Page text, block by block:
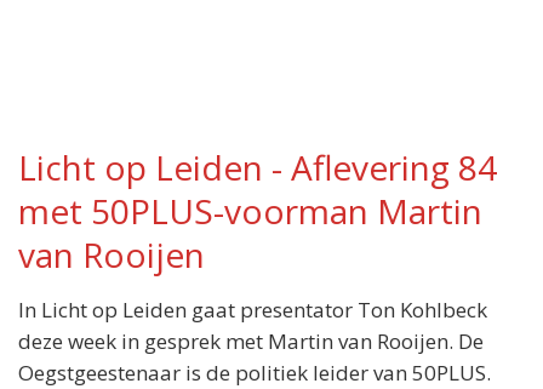
Licht op Leiden - Aflevering 84
met 50PLUS-voorman Martin
van Rooijen
In Licht op Leiden gaat presentator Ton Kohlbeck
deze week in gesprek met Martin van Rooijen. De
Oegstgeestenaar is de politiek leider van 50PLUS.